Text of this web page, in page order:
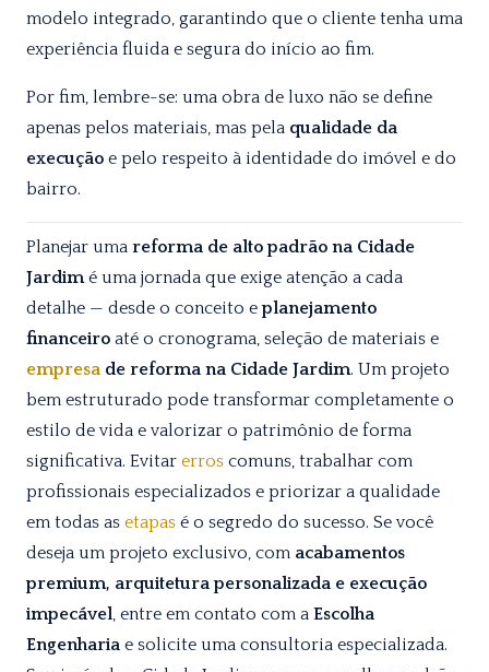
modelo integrado, garantindo que o cliente tenha uma
experiência fluida e segura do início ao fim.
Por fim, lembre-se: uma obra de luxo não se define
apenas pelos materiais, mas pela qualidade da
execução e pelo respeito à identidade do imóvel e do
bairro.
Planejar uma reforma de alto padrão na Cidade
Jardimé uma jornada que exige atenção a cada
detalhe — desde o conceito eplanejamento
financeiro até o cronograma, seleção de materiais e
empresa de reforma na Cidade Jardim. Um projeto
bem estruturado pode transformar completamente o
estilo de vida e valorizar o patrimônio de forma
significativa. Evitar erros comuns, trabalhar com
profissionais especializados e priorizar a qualidade
em todas as etapas é o segredo do sucesso. Se você
deseja um projeto exclusivo, com acabamentos
premium, arquitetura personalizada e execução
impecável, entre em contato com a Escolha
Engenharia e solicite uma consultoria especializada.